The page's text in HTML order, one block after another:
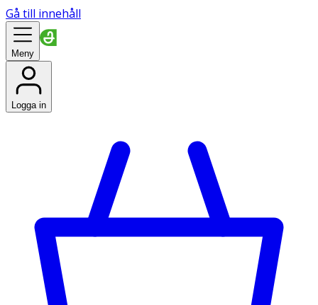
Gå till innehåll
Meny
Logga in